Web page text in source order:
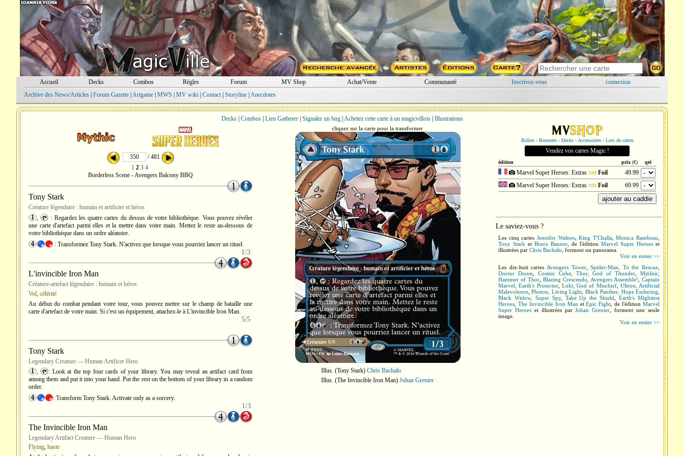
Accueil Decks Combos Règles Forum MV Shop Achat/Vente Communauté Inscrivez-vous
connexion
Archive des News/Articles| Forum Gazette| Artgame| MWS MV wiki| Contact| Storyline| Anecdotes
Decks| Combos| Lien Gatherer| Signaler un bug| Achetez cette carte à un magicvillois| Illustrations
/ 481
1 2 3 4
Borderless Scene - Avengers Balcony BBQ
Tony Stark
Créature légendaire : humain et artificier et héros
,
: Regardez les quatre cartes du dessus de votre bibliothèque. Vous pouvez révéler
une carte d'artefact parmi elles et la mettre dans votre main. Mettez le reste au-dessous de
votre bibliothèque dans un ordre aléatoire.
: Transformez Tony Stark. N'activez que lorsque vous pourriez lancer un rituel.
1/3
L'invincible Iron Man
Créature-artefact légendaire : humain et héros
Vol, célérité
Au début du combat pendant votre tour, vous pouvez mettre sur le champ de bataille une
carte d'artefact de votre main. Si c'est un équipement, attachez-le à L'invincible Iron Man.
5/5
Tony Stark
Legendary Creature — Human Artificer Hero
,
: Look at the top four cards of your library. You may reveal an artifact card from
among them and put it into your hand. Put the rest on the bottom of your library in a random
order.
: Transform Tony Stark. Activate only as a sorcery.
1/3
The Invincible Iron Man
Legendary Artifact Creature — Human Hero
Flying, haste
cliquez sur la carte pour la transformer
Illus. (Tony Stark) Chris Bachalo
Illus. (The Invincible Iron Man) Johan Grenier
Boîtes - Boosters - Decks - Accessoires - Lots de cartes
Vendez vos cartes Magic !
édition prix(€) qté
Marvel Super Heroes: Extras NM Foil
49.99
Marvel Super Heroes: Extras NM Foil 69.99
Le saviez-vous ?
Les cinq cartes Jennifer Walters,King T'Challa,Monica Rambeau
Tony Stark et Bruce Banner , de l'édition Marvel Super Heroes et
illustrées par Chris Bachalo , forment un panorama.
Voir en entier >>
Les dix-huit cartes Avengers Tower,Spider-Man, To the Rescue
Doctor Doom
Cosmic Cube, Thor, God of Thunder
Mjölnir,
Hammer of Thor Blazing Crescendo Avengers Assemble!
Captain
Marvel, Earth's Protector, Loki, God of Mischief, Ultron, Artificial
Malevolence ,Photon, Living Light Black Panther, Hope Enduring
Black Widow, Super Spy, Take Up the Shield ,Earth's Mightiest
Heroes The Invincible Iron Man etEpic Fight , de l'éditionMarvel
Super Heroeset illustrées parJohan Grenier , forment une seule
image.
Voir en entier >>